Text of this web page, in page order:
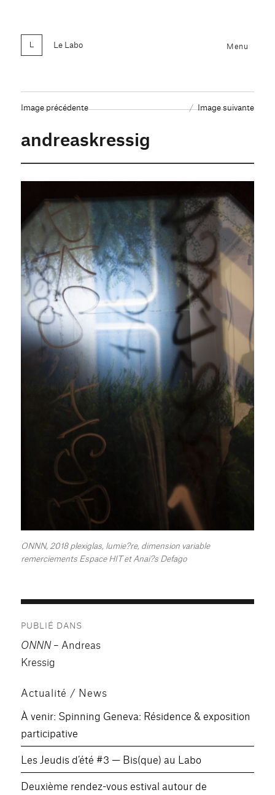
Le Labo Menu
Image précédente Image suivante
andreaskressig
ONNN, 2018 plexiglas, lumie?re, dimension variable
remerciements Espace HIT et Anai?s Defago
de
l’article
PUBLIÉ DANS
ONNN– Andreas
Kressig
Actualité / News
À venir: Spinning Geneva: Résidence & exposition
participative
Les Jeudis d’été #3 — Bis(que) au Labo
Deuxième rendez-vous estival autour de